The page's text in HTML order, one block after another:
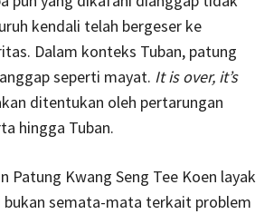
kendali telah bergeser ke
Dalam konteks Tuban, patung
seperti mayat. It is over, it’s
ditentukan oleh pertarungan
hingga Tuban.
Patung Kwang Seng Tee Koen layak
bukan semata-mata terkait problem